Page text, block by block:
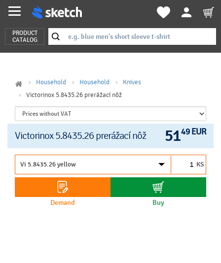
PRODUCT
CATALOG
Household Household
Knives
Victorinox 5.8435.26 prerážací nôž
Victorinox 5.8435.26 prerážací nôž 5149 EUR
KS
Demand Buy